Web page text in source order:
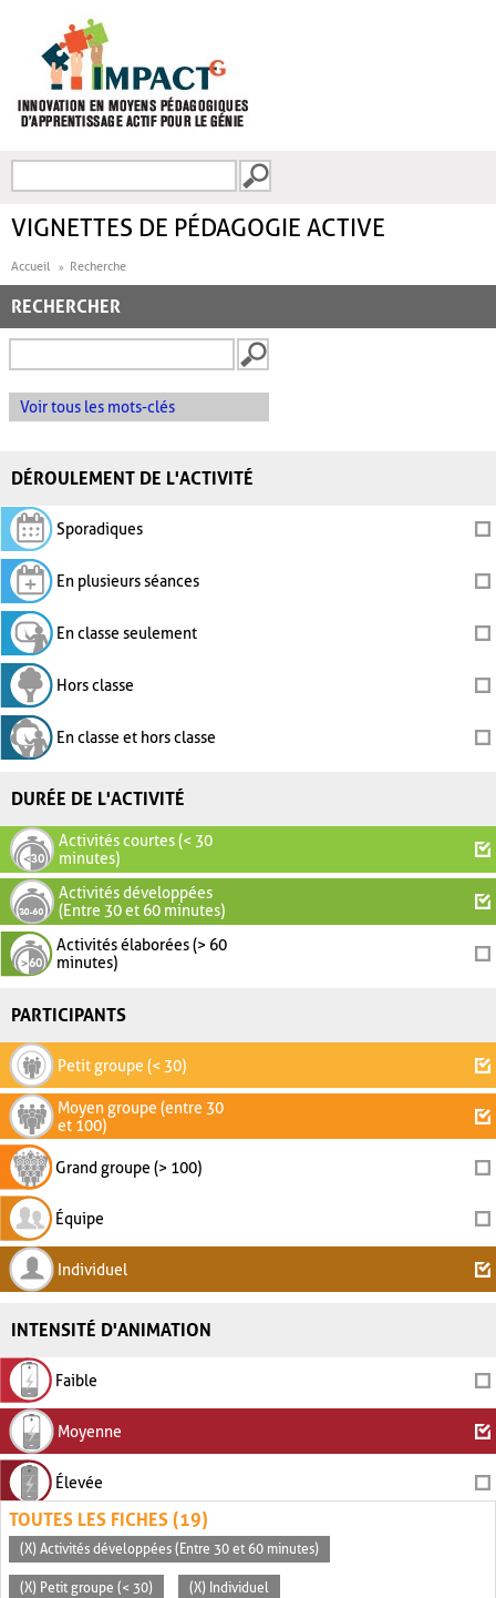
FORMULAIRE DE
VIGNETTES DE PÉDAGOGIE ACTIVE
Accueil Recherche
RECHERCHER
Voir tous les mots-clés
DÉROULEMENT DE L'ACTIVITÉ
Sporadiques
En plusieurs séances
En classe seulement
Hors classe
En classe et hors classe
DURÉE DE L'ACTIVITÉ
Activités courtes (< 30
minutes)
Activités développées
(Entre 30 et 60 minutes)
Activités élaborées (> 60
minutes)
PARTICIPANTS
Petit groupe (< 30)
Moyen groupe (entre 30
et 100)
Grand groupe (> 100)
Équipe
Individuel
INTENSITÉ D'ANIMATION
Faible
Moyenne
Élevée
TOUTES LES FICHES (19)
(X) Activités développées (Entre 30 et 60 minutes)
(X) Petit groupe (< 30) (X) Individuel